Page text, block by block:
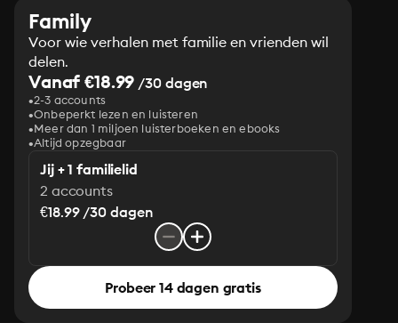
Family
Voor wie verhalen met familie en vrienden wil
delen.
Vanaf €18.99 /30 dagen
2-3 accounts
Onbeperkt lezen en luisteren
Meer dan 1 miljoen luisterboeken en ebooks
Altijd opzegbaar
Jij + 1 familielid
2 accounts
€18.99 /30 dagen
Probeer 14 dagen gratis